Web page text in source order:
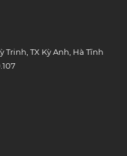
Trinh, TX Kỳ Anh, Hà Tĩnh